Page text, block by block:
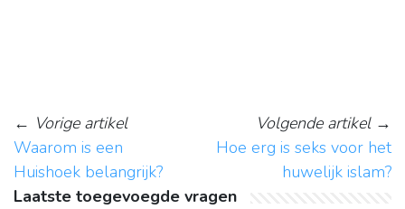
← Vorige artikel
Waarom is een
Huishoek belangrijk?
Volgende artikel→
Hoe erg is seks voor het
huwelijk islam?
Laatste toegevoegde vragen